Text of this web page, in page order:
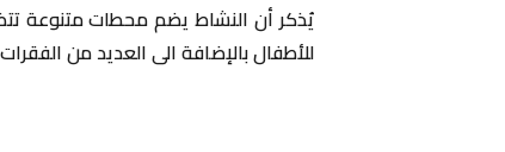
يُذكر أن النشاط يضم محطات متنوعة
للأطفال بالإضافة الى العديد من